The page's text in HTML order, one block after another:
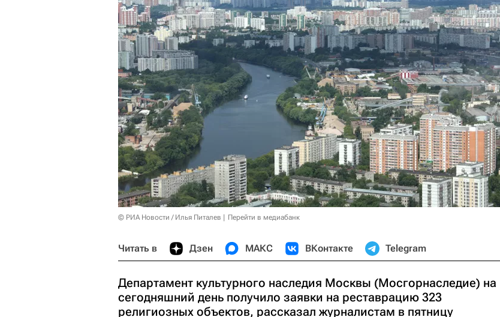
© РИА Новости / Илья Питалев Перейти в медиабанк
Читать в Дзен МАКС ВКонтакте Telegram
Департамент культурного наследия Москвы (Мосгорнаследие) на
сегодняшний день получило заявки на реставрацию 323
религиозных объектов, рассказал журналистам в пятницу